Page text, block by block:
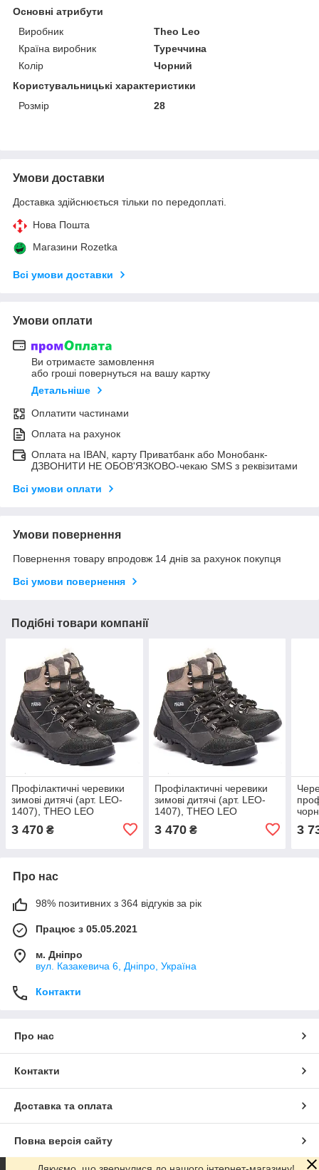
Основні атрибути
Виробник
Theo Leo
Країна виробник
Туреччина
Колір
Чорний
Користувальницькі характеристики
Розмір
28
Умови доставки
Доставка здійснюється тільки по передоплаті.
Нова Пошта
Магазини Rozetka
Всі умови доставки
Умови оплати
Ви отримаєте замовлення
або гроші повернуться на вашу картку
Детальніше
Оплатити частинами
Оплата на рахунок
Оплата на IBAN, карту Приватбанк або Монобанк-
ДЗВОНИТИ НЕ ОБОВ'ЯЗКОВО-чекаю SMS з реквізитами
Всі умови оплати
Умови повернення
Повернення товару впродовж 14 днів за рахунок покупця
Всі умови повернення
Подібні товари компанії
Профілактичні черевики
зимові дитячі (арт. LEO-
1407), THEO LEO
сірий, 34)
3 470 ₴
Профілактичні черевики
зимові дитячі (арт. LEO-
1407), THEO LEO
сірий, 35)
3 470₴ 3
Про нас
98% позитивних з 364 відгуків за рік
Працює з 05.05.2021
м. Дніпро
вул. Казакевича 6, Дніпро, Україна
Контакти
Про нас
Контакти
Доставка та оплата
Повна версія сайту